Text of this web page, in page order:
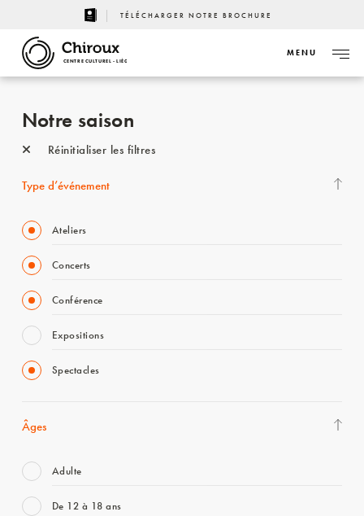
TÉLÉCHARGER NOTRE BROCHURE
CENTRE CULTUREL - LIÈGE
MENU
Notre saison
Réinitialiser les filtres
Type d’événement
Ateliers
Concerts
Conférence
Expositions
Spectacles
Âges
Adulte
De 12 à 18 ans